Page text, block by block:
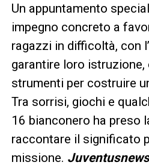
Un appuntamento
impegno concreto a
ragazzi in difficoltà, con
garantire loro istruzione,
strumenti per costruire
Tra sorrisi, giochi e
16 bianconero ha preso
raccontare il significato
missione.